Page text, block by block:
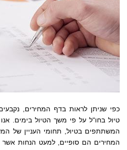
כפי שניתן לראות בדף המחירים,
טיול בחו"ל על פי משך הטיול בימים.
המשתתפים בטיול, תחומי העניין של
המחירים הם סופיים, למעט הנחות אשר